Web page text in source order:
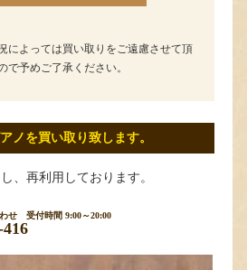
によっては買い取りをご遠慮させて頂
で予めご了承ください。
ノを買い取り致します。
、再利用しております。
せ 受付時間 9:00～20:00